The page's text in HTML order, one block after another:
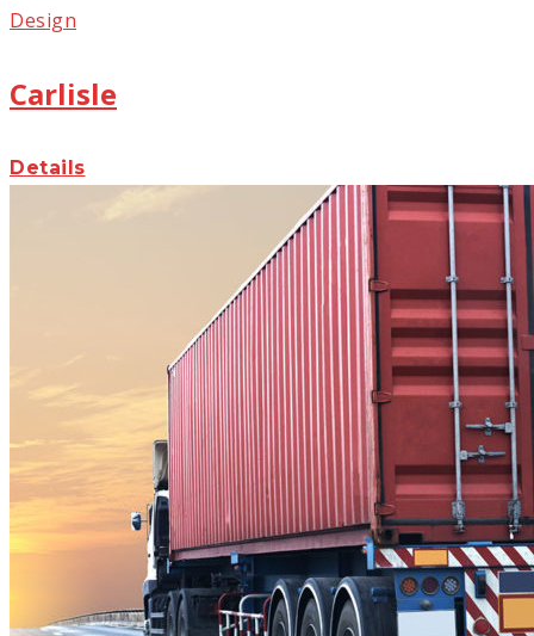
Design
Carlisle
Details